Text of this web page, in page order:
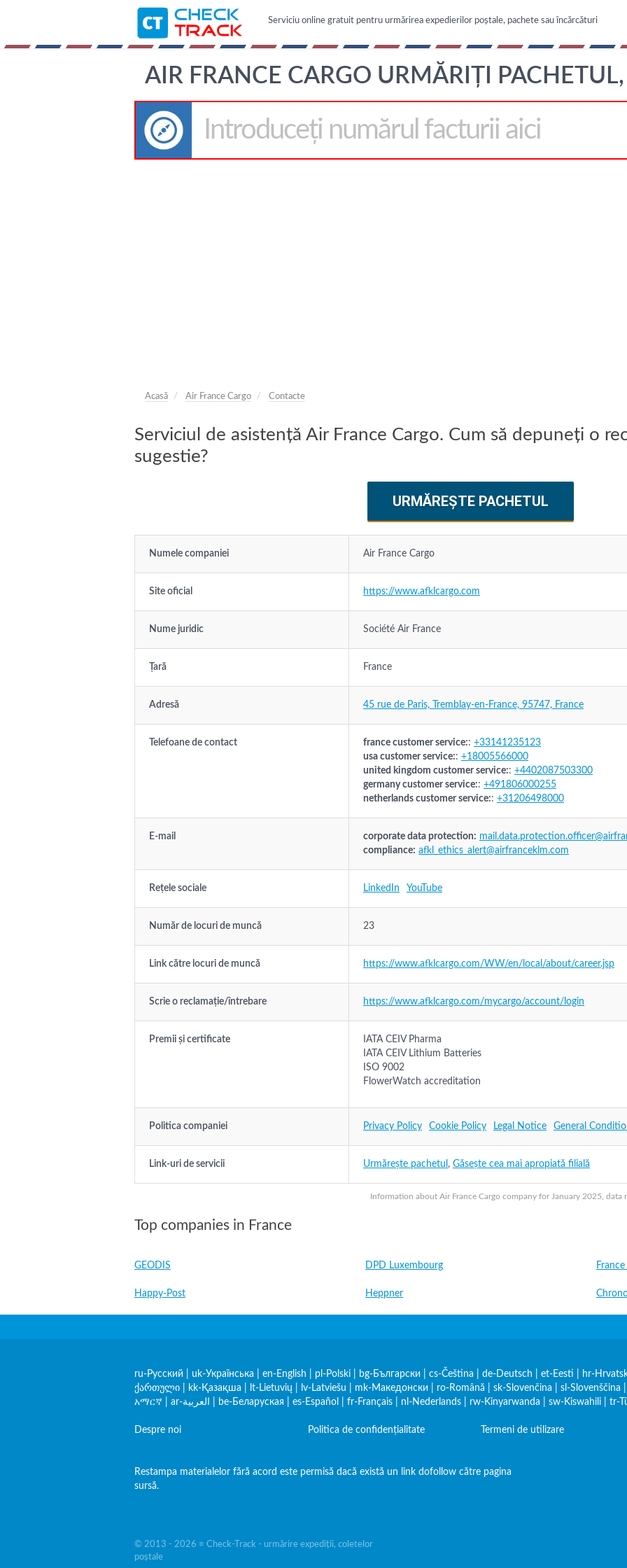
Serviciu online gratuit pentru urmărirea expedierilor poștale, pachete sau încărcături
AIR FRANCE CARGO URMĂRIȚI
Acasă Air France Cargo Contacte
Serviciul de asistență Air France Cargo. Cum să depuneți o
sugestie?
URMĂREȘTE PACHETUL
Information about Air France Cargo company for January 2025,
Numele companiei Air France Cargo
Site oficial https://www.afklcargo.com
Nume juridic Société Air France
Țară France
Adresă 45 rue de Paris, Tremblay-en-France, 95747, France
Telefoane de contact france customer service:: +33141235123
usa customer service:: +18005566000
united kingdom customer service:: +4402087503300
germany customer service:: +491806000255
netherlands customer service:: +31206498000
E-mail corporate data protection:
compliance: afkl_ethics_alert@airfranceklm.com
Rețele sociale LinkedIn YouTube
Număr de locuri de muncă 23
Link către locuri de muncă https://www.afklcargo.com/WW/en/local/about/career.jsp
Scrie o reclamație/întrebare https://www.afklcargo.com/mycargo/account/login
Premii și certificate
IATA CEIV Pharma
IATA CEIV Lithium Batteries
ISO 9002
FlowerWatch accreditation
Politica companiei Privacy Policy Cookie Policy Legal Notice General
Link-uri de servicii Urmărește pachetul , Găsește cea mai apropiată filială
Top companies in France
GEODIS DPD Luxembourg
Happy-Post Heppner
ru-Русский uk-Українська en-English pl-Polski bg-Български cs-Čeština de-Deutsch et-Eesti hr-
ქართული
kk-Қазақша lt-Lietuvių lv-Latviešu mk-Македонски ro-Română sk-Slovenčina sl-Slovenščina
አማርኛ
ar-العربية be-Беларуская es-Español fr-Français nl-Nederlands rw-Kinyarwanda sw-Kiswahili tr-
Despre noi Politica de confidențialitate Termeni de utilizare
Restampa materialelor fără acord este permisă dacă există un link dofollow către pagina
sursă.
© 2013 - 2026 ≡ Check-Track - urmărire expediții, coletelor
poștale